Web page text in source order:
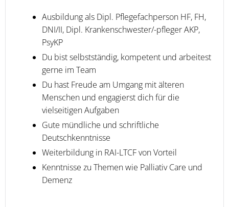
Ausbildung als Dipl. Pflegefachperson HF, FH,
DNI/II, Dipl. Krankenschwester/-pfleger AKP,
PsyKP
Du bist selbstständig, kompetent und arbeitest
gerne im Team
Du hast Freude am Umgang mit älteren
Menschen und engagierst dich für die
vielseitigen Aufgaben
Gute mündliche und schriftliche
Deutschkenntnisse
Weiterbildung in RAI-LTCF von Vorteil
Kenntnisse zu Themen wie Palliativ Care und
Demenz